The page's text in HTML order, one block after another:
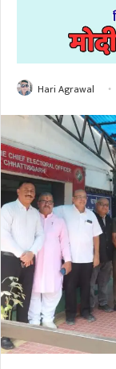
Hari Agrawal